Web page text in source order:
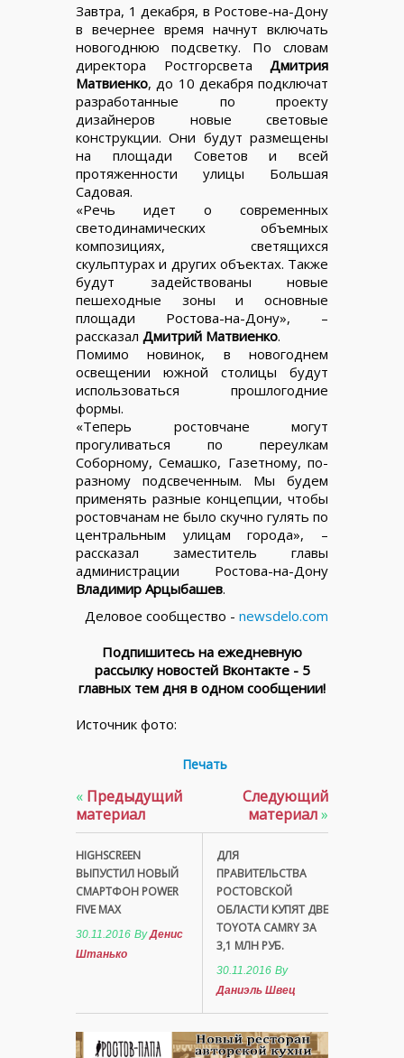
Завтра, 1 декабря, в Ростове-на-Дону
в вечернее время начнут включать
новогоднюю подсветку. По словам
директора Ростгорсвета Дмитрия
Матвиенко, до 10 декабря подключат
разработанные по проекту
дизайнеров новые световые
конструкции. Они будут размещены
на площади Советов и всей
протяженности улицы Большая
Садовая.
«Речь идет о современных
светодинамических объемных
композициях, светящихся
скульптурах и других объектах. Также
будут задействованы новые
пешеходные зоны и основные
площади Ростова-на-Дону», –
рассказал Дмитрий Матвиенко.
Помимо новинок, в новогоднем
освещении южной столицы будут
использоваться прошлогодние
формы.
«Теперь ростовчане могут
прогуливаться по переулкам
Соборному, Семашко, Газетному, по-
разному подсвеченным. Мы будем
применять разные концепции, чтобы
ростовчанам не было скучно гулять по
центральным улицам города», –
рассказал заместитель главы
администрации Ростова-на-Дону
Владимир Арцыбашев.
Деловое сообщество - newsdelo.com
Подпишитесь на ежедневную
рассылку новостей Вконтакте - 5
главных тем дня в одном сообщении!
Источник фото:
Печать
« Предыдущий
материал
HIGHSCREEN
ВЫПУСТИЛ НОВЫЙ
СМАРТФОН POWER
FIVE MAX
30.11.2016 ByДенис
Штанько
Следующий
материал»
ДЛЯ
ПРАВИТЕЛЬСТВА
РОСТОВСКОЙ
ОБЛАСТИ КУПЯТ ДВЕ
TOYOTA CAMRY ЗА
3,1 МЛН РУБ.
30.11.2016 By
Даниэль Швец